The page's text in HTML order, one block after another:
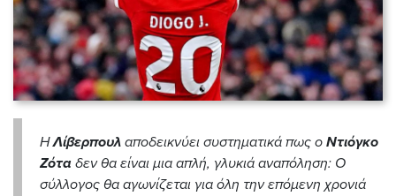
ΗΛίβερπουλ αποδεικνύει συστηματικά πως ο Ντιόγκο
Ζότα δεν θα είναι μια απλή, γλυκιά αναπόληση: Ο
σύλλογος θα αγωνίζεται για όλη την επόμενη χρονιά